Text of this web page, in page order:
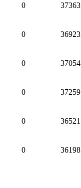
0 37363
0 36923
0 37054
0 37259
0 36521
0 36198